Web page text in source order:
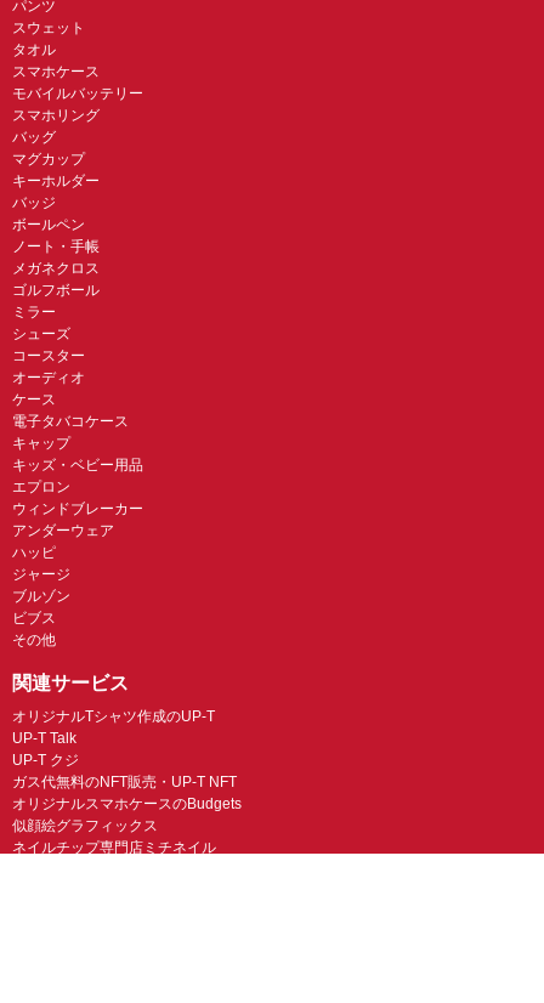
パンツ
スウェット
タオル
スマホケース
モバイルバッテリー
スマホリング
バッグ
マグカップ
キーホルダー
バッジ
ボールペン
ノート・手帳
メガネクロス
ゴルフボール
ミラー
シューズ
コースター
オーディオ
ケース
電子タバコケース
キャップ
キッズ・ベビー用品
エプロン
ウィンドブレーカー
アンダーウェア
ハッピ
ジャージ
ブルゾン
ビブス
その他
関連サービス
オリジナルTシャツ作成のUP-T
UP-T Talk
UP-T クジ
ガス代無料のNFT販売・UP-T NFT
オリジナルスマホケースのBudgets
似顔絵グラフィックス
ネイルチップ専門店ミチネイル